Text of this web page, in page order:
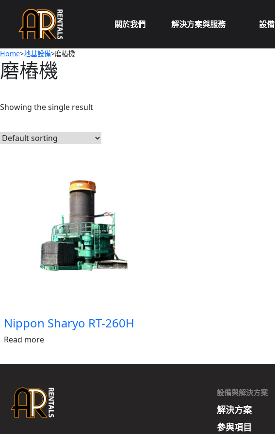
content
關於我們 解決方案與服務 設備
Home>地基設備>磨樁機
磨樁機
Showing the single result
Nippon Sharyo RT-260H
Read more
設備與解決方案
解決方案
參與項目